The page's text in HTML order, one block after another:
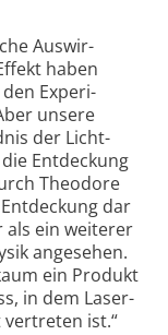
Auswir­
haben
den Experi­
unsere
der Licht-
Entdeckung
Theodore
dar
als ein weiterer
angesehen.
ein Produkt
in dem Laser­
ist.“